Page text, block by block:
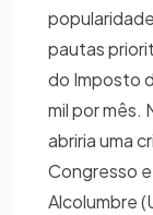
pautas
do Imposto
mil por mês.
abriria uma
Congresso
Alcolumbre